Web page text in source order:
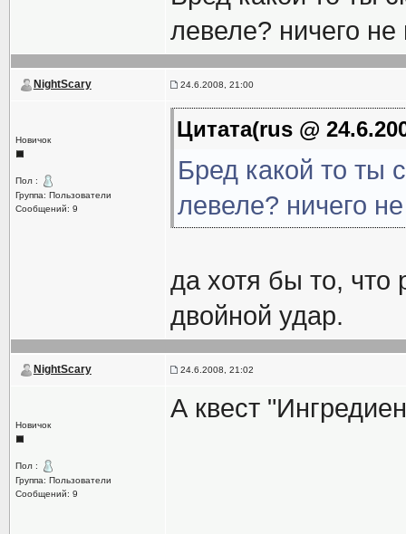
левеле? ничего не
NightScary 24.6.2008, 21:00
Новичок
Пол :
Группа: Пользователи
Сообщений: 9
Цитата(rus @
Бред какой то ты
левеле? ничего
да хотя бы то,
двойной удар.
NightScary 24.6.2008, 21:02
Новичок
Пол :
Группа: Пользователи
Сообщений: 9
А квест